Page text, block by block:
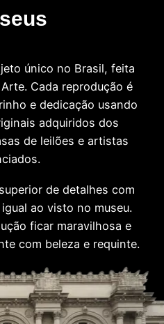
único no Brasil, feita
Cada reprodução é
e dedicação usando
adquiridos dos
de leilões e artistas
de detalhes com
ao visto no museu.
ficar maravilhosa e
com beleza e requinte.